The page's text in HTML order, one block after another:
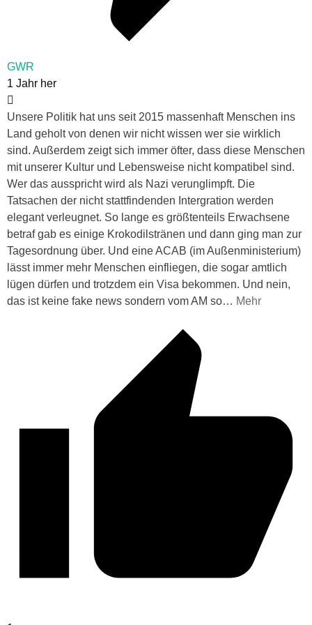
GWR
1 Jahr her
Unsere Politik hat uns seit 2015 massenhaft Menschen ins
Land geholt von denen wir nicht wissen wer sie wirklich
sind. Außerdem zeigt sich immer öfter, dass diese Menschen
mit unserer Kultur und Lebensweise nicht kompatibel sind.
Wer das ausspricht wird als Nazi verunglimpft. Die
Tatsachen der nicht stattfindenden Intergration werden
elegant verleugnet. So lange es größtenteils Erwachsene
betraf gab es einige Krokodilstränen und dann ging man zur
Tagesordnung über. Und eine ACAB (im Außenministerium)
lässt immer mehr Menschen einfliegen, die sogar amtlich
lügen dürfen und trotzdem ein Visa bekommen. Und nein,
das ist keine fake news sondern vom AM so… Mehr